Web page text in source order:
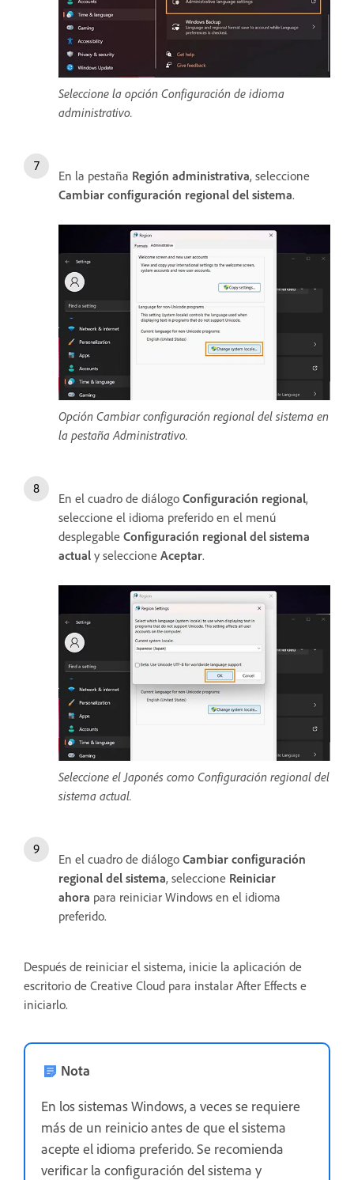
Seleccione la opción Configuración de idioma
administrativo.
En la pestaña Región administrativa, seleccione
Cambiar configuración regional del sistema.
Opción Cambiar configuración regional del sistema en
la pestaña Administrativo.
En el cuadro de diálogo Configuración regional,
seleccione el idioma preferido en el menú
desplegable Configuración regional del sistema
actual y seleccione Aceptar.
Seleccione el Japonés como Configuración regional del
sistema actual.
En el cuadro de diálogo Cambiar configuración
regional del sistema, seleccione Reiniciar
ahora para reiniciar Windows en el idioma
preferido.
Después de reiniciar el sistema, inicie la aplicación de
escritorio de Creative Cloud para instalar After Effects e
iniciarlo.
Nota
En los sistemas Windows, a veces se requiere
más de un reinicio antes de que el sistema
acepte el idioma preferido. Se recomienda
verificar la configuración del sistema y